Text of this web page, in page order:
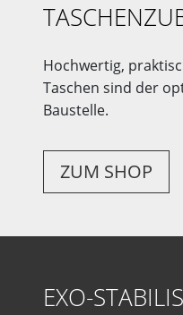
Hochwertig,
Taschen sind der
Baustelle.
ZUM SHOP
EXO-